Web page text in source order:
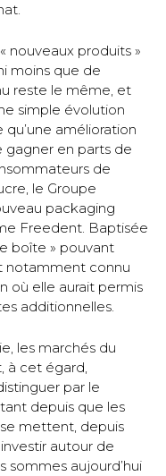
nouveaux produits »
moins que de
reste le même, et
simple évolution
amélioration
en parts de
de
le Groupe
packaging
Freedent. Baptisée
boîte » pouvant
notamment connu
où elle aurait permis
additionnelles.
les marchés du
à cet égard,
par le
depuis que les
mettent, depuis
autour de
aujourd’hui